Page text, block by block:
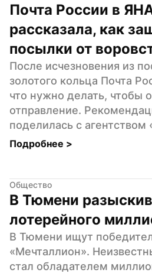
Почта России в
рассказала, как
посылки от
После исчезновения из
золотого кольца Почта
что нужно делать, чтобы
отправление.
поделилась с
Подробнее >
Общество
В Тюмени
лотерейного
В Тюмени ищут
«Мечталлион».
стал обладателем